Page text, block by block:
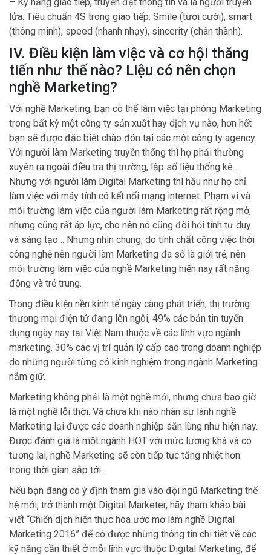
lửa: Tiêu chuẩn 4S trong giao tiếp: Smile (tươi cười), smart
(thông minh), speed (nhanh nhạy), sincerity (chân thành).
IV. Điều kiện làm việc và cơ hội thăng
tiến như thế nào? Liệu có nên chọn
nghề Marketing?
Với nghề Marketing, bạn có thể làm việc tại phòng Marketing
trong bất kỳ một công ty sản xuất hay dịch vụ nào, hơn hết
bạn sẽ được đặc biệt chào đón tại các một công ty agency.
Với người làm Marketing truyền thống thì họ phải thường
xuyên ra ngoài điều tra thị trường, lập số liệu thống kê…
Nhưng với người làm Digital Marketing thì hầu như họ chỉ
làm việc với máy tính có kết nối mạng internet. Phạm vi và
môi trường làm việc của người làm Marketing rất rộng mở,
nhưng cũng rất áp lực, cho nên nó cũng đòi hỏi tính tư duy
và sáng tạo… Nhưng nhìn chung, do tính chất công việc thời
công nghệ nên người làm Marketing đa số là giới trẻ, nên
môi trường làm việc của nghề Marketing hiện nay rất năng
động và trẻ trung.
Trong điều kiện nền kinh tế ngày càng phát triển, thị trường
thương mại điện tử đang lên ngôi, 49% các bản tin tuyển
dụng ngày nay tại Việt Nam thuộc về các lĩnh vực ngành
marketing. 30% các vị trí quản lý cấp cao trong doanh nghiệp
do những người từng có kinh nghiệm trong ngành Marketing
nắm giữ.
Marketing không phải là một nghề mới, nhưng chưa bao giờ
là một nghề lỗi thời. Và chưa khi nào nhân sự lành nghề
Marketing lại được các doanh nghiệp săn lùng như hiện nay.
Được đánh giá là một ngành HOT với mức lương khá và có
tương lai, nghề Marketing sẽ còn tiếp tục tăng nhiệt hơn
trong thời gian sắp tới.
Nếu bạn đang có ý định tham gia vào đội ngũ Marketing thế
hệ mới, trở thành một Digital Marketer, hãy tham khảo bài
viết “Chiến dịch hiện thực hóa ước mơ làm nghề Digital
Marketing 2016” để có được những thông tin chi tiết về các
kỹ năng cần thiết ở mỗi lĩnh vực thuộc Digital Marketing, để